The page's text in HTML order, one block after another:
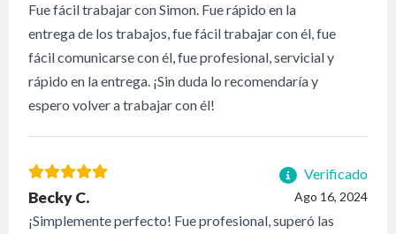
Fue fácil trabajar con Simon. Fue rápido en la
entrega de los trabajos, fue fácil trabajar con él, fue
fácil comunicarse con él, fue profesional, servicial y
rápido en la entrega. ¡Sin duda lo recomendaría y
espero volver a trabajar con él!
Verificado
Ago 16, 2024
Becky C.
¡Simplemente perfecto! Fue profesional, superó las